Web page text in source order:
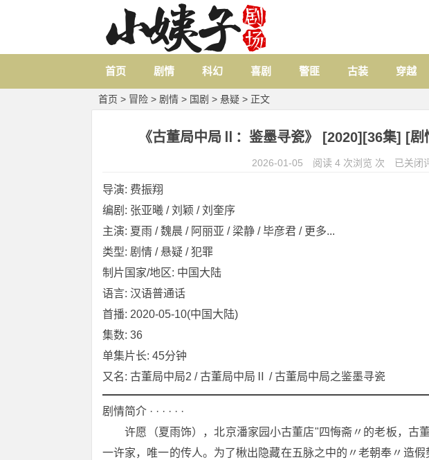
首页 剧情 科幻 喜剧 警匪 古装 穿越
首页 > 冒险 > 剧情 > 国剧 > 悬疑 > 正文
《古董局中局Ⅱ：鉴墨寻瓷》 [2020][36集] [
2026-01-05 阅读 4 次浏览 次 已关闭
导演: 费振翔
编剧: 张亚曦 / 刘颖 / 刘奎序
主演: 夏雨 / 魏晨 / 阿丽亚 / 梁静 / 毕彦君 / 更多...
类型: 剧情 / 悬疑 / 犯罪
制片国家/地区: 中国大陆
语言: 汉语普通话
首播: 2020-05-10(中国大陆)
集数: 36
单集片长: 45分钟
又名: 古董局中局2 / 古董局中局Ⅱ / 古董局中局之鉴墨寻瓷
剧情简介 · · · · · ·
许愿（夏雨饰），北京潘家园小古董店"四悔斋〃的老板，古
一许家，唯一的传人。为了楸出隐藏在五脉之中的〃老朝奉〃造